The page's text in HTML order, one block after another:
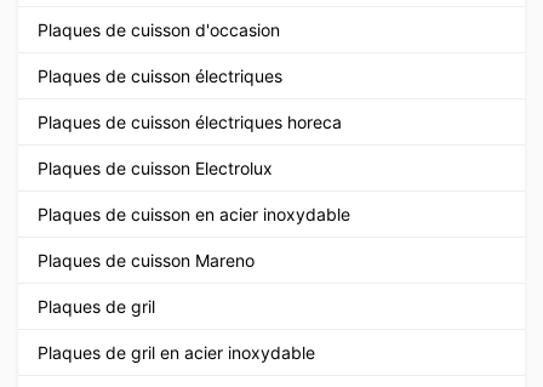
Plaques de cuisson d'occasion
Plaques de cuisson électriques
Plaques de cuisson électriques horeca
Plaques de cuisson Electrolux
Plaques de cuisson en acier inoxydable
Plaques de cuisson Mareno
Plaques de gril
Plaques de gril en acier inoxydable